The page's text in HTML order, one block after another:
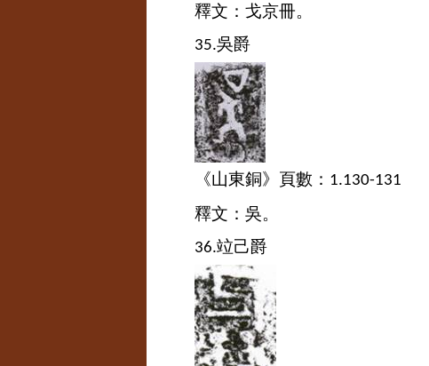
釋文：戈京冊。
35.吳爵
《山東銅》頁數： 1.130-131
釋文：吳。
36.竝己爵